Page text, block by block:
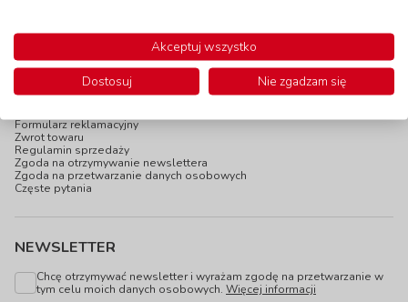
Katalogi online
Newsletter
Formularz reklamacyjny
Zwrot towaru
Regulamin sprzedaży
Zgoda na otrzymywanie newslettera
Zgoda na przetwarzanie danych osobowych
Częste pytania
NEWSLETTER
Chcę otrzymywać newsletter i wyrażam zgodę na przetwarzanie w
tym celu moich danych osobowych. Więcej informacji
Akceptuj wszystko
Dostosuj
Nie zgadzam się